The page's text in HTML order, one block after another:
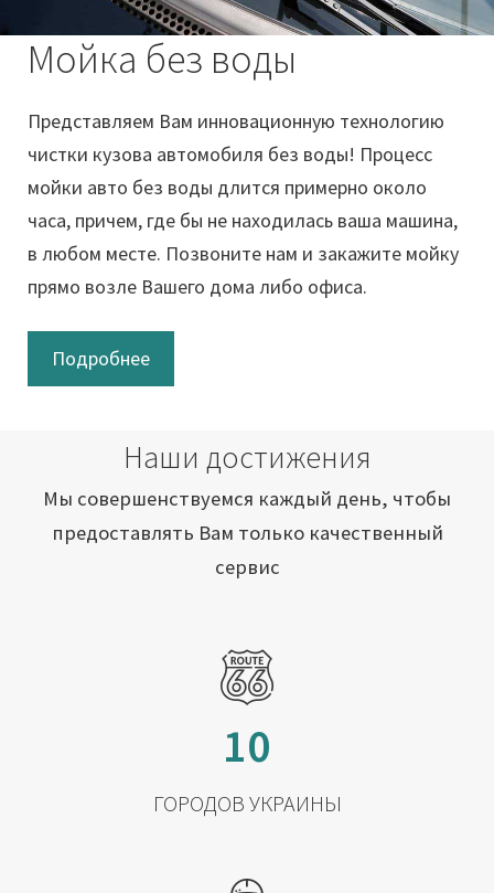
Мойка без воды
Представляем Вам инновационную технологию
чистки кузова автомобиля без воды! Процесс
мойки авто без воды длится примерно около
часа, причем, где бы не находилась ваша машина,
в любом месте. Позвоните нам и закажите мойку
прямо возле Вашего дома либо офиса.
Подробнее
Наши достижения
Мы совершенствуемся каждый день, чтобы
предоставлять Вам только качественный
сервис
10
ГОРОДОВ УКРАИНЫ